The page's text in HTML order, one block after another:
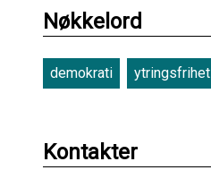
Nøkkelord
demokrati ytringsfrihet
Kontakter